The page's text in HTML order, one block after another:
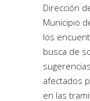
Dirección
Municipio
los
busca de
afectados
en las